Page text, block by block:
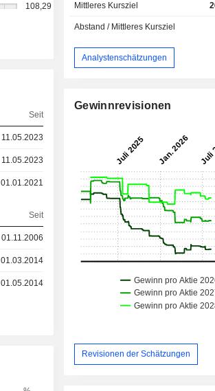
108,29
Seit
11.05.2023
11.05.2023
01.01.2021
Seit
01.11.2006
01.03.2014
01.05.2014
Mittleres Kursziel
Abstand / Mittleres Kursziel
Analystenschätzungen
Gewinnrevisionen
Revisionen der Schätzungen